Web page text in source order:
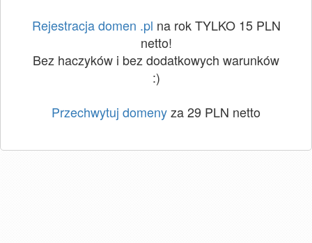
Rejestracja domen .pl na rok TYLKO 15 PLN
netto!
Bez haczyków i bez dodatkowych warunków
:)
Przechwytuj domenyza 29 PLN netto